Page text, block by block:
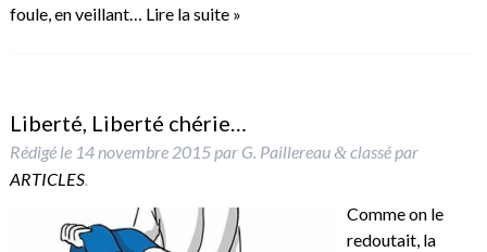
foule, en veillant… Lire la suite »
Liberté, Liberté chérie…
Rédigé le 14 novembre 2015par G. Paillereau &classé par
ARTICLES.
Comme on le
redoutait, la